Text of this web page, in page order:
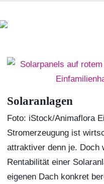
Solaranlagen
Foto: iStock/Animaflora
Stromerzeugung ist
attraktiver denn je. Doch
Rentabilität einer
eigenen Dach konkret